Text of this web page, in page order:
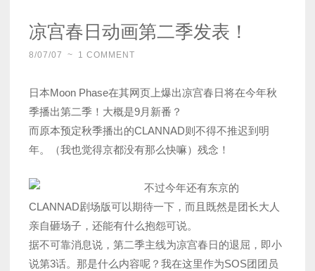
凉宫春日动画第二季发表！
8/07/07 ~ 1 COMMENT
日本Moon Phase在其网页上爆出凉宫春日将在今年秋
季播出第二季！大概是9月新番？
而原本预定秋季播出的CLANNAD则不得不推迟到明
年。（我也觉得京都没有那么快嘛）残念！
不过今年还有东京的
CLANNAD剧场版可以期待一下，而且既然是团长大人
亲自砸场子，还能有什么抱怨可说。
据不可靠消息说，第二季主线为凉宫春日的退屈，即小
说第3话。那是什么内容呢？我在这里作为SOS团团员